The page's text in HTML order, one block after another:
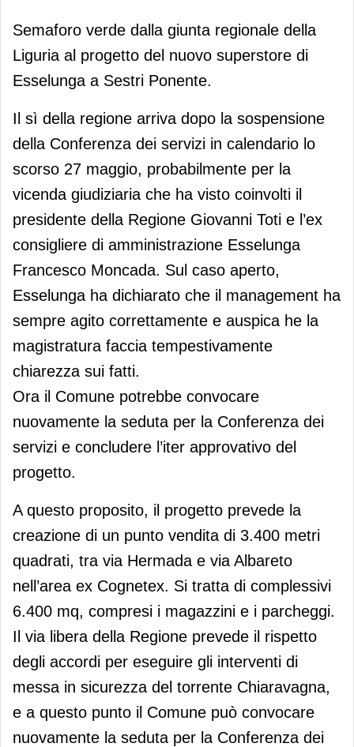
progetto del superstore Esselunga di
Sestri Ponente
Semaforo verde dalla giunta regionale della
Liguria al progetto del nuovo superstore di
Esselunga a Sestri Ponente.
Il sì della regione arriva dopo la sospensione
della Conferenza dei servizi in calendario lo
scorso 27 maggio, probabilmente per la
vicenda giudiziaria che ha visto coinvolti il
presidente della Regione Giovanni Toti e l’ex
consigliere di amministrazione Esselunga
Francesco Moncada. Sul caso aperto,
Esselunga ha dichiarato che il management ha
sempre agito correttamente e auspica he la
magistratura faccia tempestivamente
chiarezza sui fatti.
Ora il Comune potrebbe convocare
nuovamente la seduta per la Conferenza dei
servizi e concludere l’iter approvativo del
progetto.
A questo proposito, il progetto prevede la
creazione di un punto vendita di 3.400 metri
quadrati, tra via Hermada e via Albareto
nell’area ex Cognetex. Si tratta di complessivi
6.400 mq, compresi i magazzini e i parcheggi.
Il via libera della Regione prevede il rispetto
degli accordi per eseguire gli interventi di
messa in sicurezza del torrente Chiaravagna,
e a questo punto il Comune può convocare
nuovamente la seduta per la Conferenza dei